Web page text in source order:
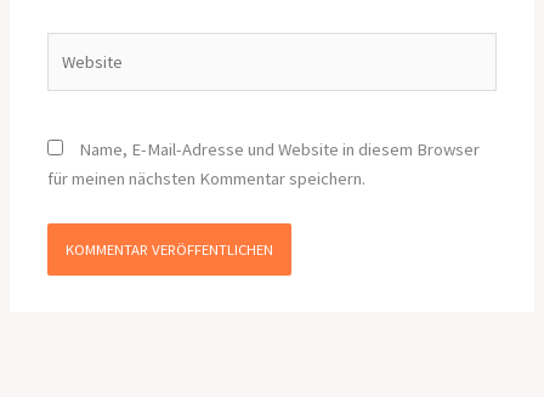
Name, E-Mail-Adresse und Website in diesem Browser
für meinen nächsten Kommentar speichern.